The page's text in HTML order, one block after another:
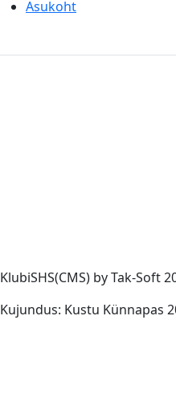
Asukoht
KlubiSHS(CMS) by Tak-Soft
Kujundus: Kustu Künnapas